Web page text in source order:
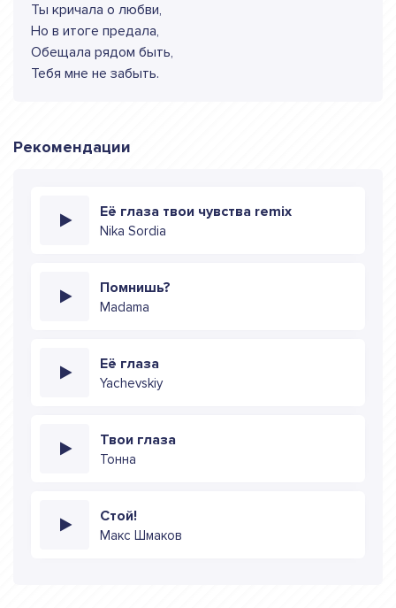
Ты кричала о любви,
Но в итоге предала,
Обещала рядом быть,
Тебя мне не забыть.
Рекомендации
Её глаза твои чувства remix
Nika Sordia
Помнишь?
Madama
Её глаза
Yachevskiy
Твои глаза
Тонна
Стой!
Макс Шмаков